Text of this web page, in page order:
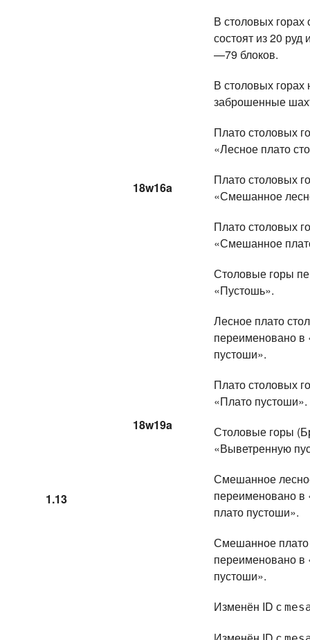
В столовых горах
состоят из 20
—79 блоков.
В столовых горах
заброшенные
1.13
18w16a
Плато столовых
«Лесное плато
Плато столовых
«Смешанное
Плато столовых
«Смешанное
18w19a
Столовые горы
«Пустошь».
Лесное плато
переименовано в
пустоши».
Плато столовых
«Плато пустоши».
Столовые горы
«Выветренную
Смешанное
переименовано в
плато пустоши».
Смешанное плато
переименовано в
пустоши».
Изменён ID с